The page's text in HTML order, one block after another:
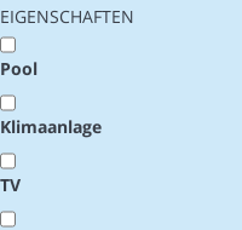
EIGENSCHAFTEN
Pool
Klimaanlage
TV